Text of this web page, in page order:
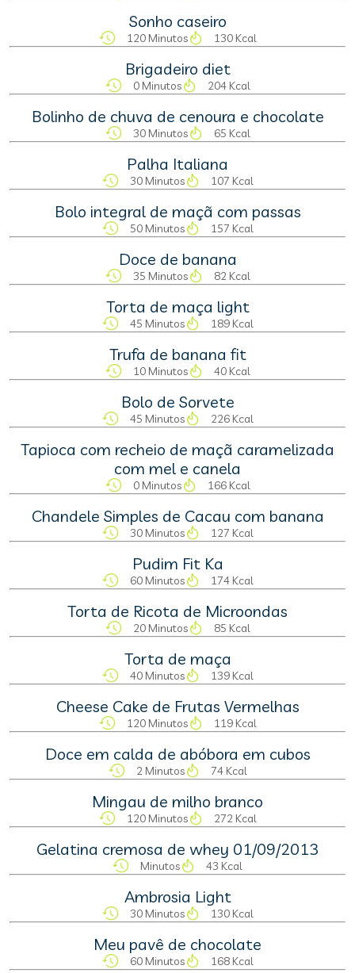
Sonho caseiro
120 Minutos 130 Kcal
Brigadeiro diet
0 Minutos 204 Kcal
Bolinho de chuva de cenoura e chocolate
30 Minutos 65 Kcal
Palha Italiana
30 Minutos 107 Kcal
Bolo integral de maçã com passas
50 Minutos 157 Kcal
Doce de banana
35 Minutos 82 Kcal
Torta de maça light
45 Minutos 189 Kcal
Trufa de banana fit
10 Minutos 40 Kcal
Bolo de Sorvete
45 Minutos 226 Kcal
Tapioca com recheio de maçã caramelizada
com mel e canela
0 Minutos 166 Kcal
Chandele Simples de Cacau com banana
30 Minutos 127 Kcal
Pudim Fit Ka
60 Minutos 174 Kcal
Torta de Ricota de Microondas
20 Minutos 85 Kcal
Torta de maça
40 Minutos 139 Kcal
Cheese Cake de Frutas Vermelhas
120 Minutos 119 Kcal
Doce em calda de abóbora em cubos
2 Minutos 74 Kcal
Mingau de milho branco
120 Minutos 272 Kcal
Gelatina cremosa de whey 01/09/2013
Minutos 43 Kcal
Ambrosia Light
30 Minutos 130 Kcal
Meu pavê de chocolate
60 Minutos 168 Kcal